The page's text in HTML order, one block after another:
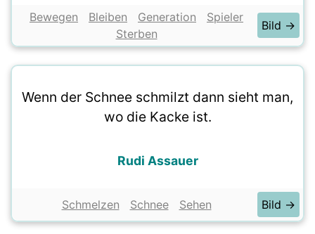
Bewegen Bleiben Generation
Spieler
Sterben
Bild →
Wenn der Schnee schmilzt dann sieht man,
wo die Kacke ist.
Rudi Assauer
Schmelzen Schnee Sehen Bild →